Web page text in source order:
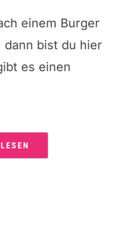
einem Burger
dann bist du hier
es einen